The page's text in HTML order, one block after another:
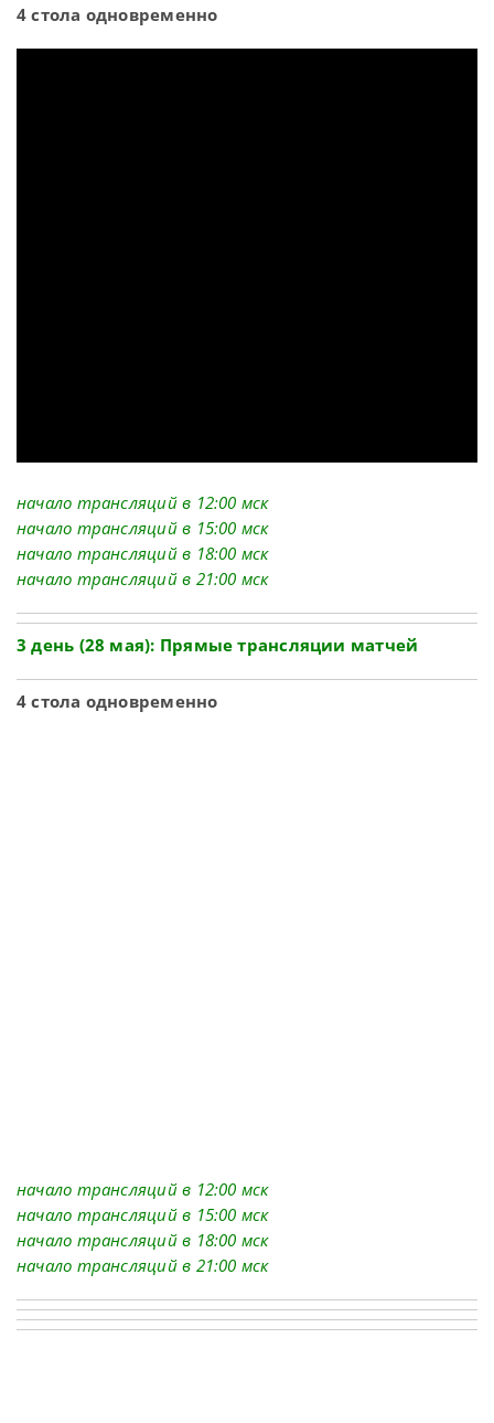
4 стола одновременно
начало трансляций в 12:00 мск
начало трансляций в 15:00 мск
начало трансляций в 18:00 мск
начало трансляций в 21:00 мск
3 день (28 мая): Прямые трансляции матчей
4 стола одновременно
начало трансляций в 12:00 мск
начало трансляций в 15:00 мск
начало трансляций в 18:00 мск
начало трансляций в 21:00 мск